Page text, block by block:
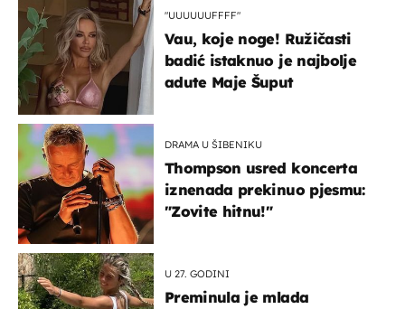
"UUUUUUFFFF"
Vau, koje noge! Ružičasti
badić istaknuo je najbolje
adute Maje Šuput
DRAMA U ŠIBENIKU
Thompson usred koncerta
iznenada prekinuo pjesmu:
"Zovite hitnu!"
U 27. GODINI
Preminula je mlada